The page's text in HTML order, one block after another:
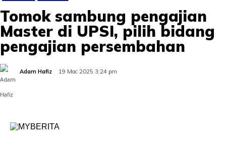
Tomok sambung pengajian
Master di UPSI, pilih bidang
pengajian persembahan
Adam Hafiz 19 Mac 2025 3:24 pm